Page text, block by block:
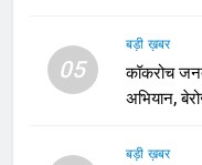
05
बड़ी ख़बर
कॉकरोच
अभियान,
बड़ी ख़बर